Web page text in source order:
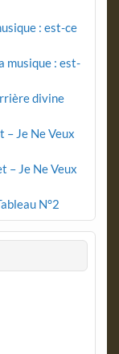
: est-ce
musique : est-
divine
– Je Ne Veux
– Je Ne Veux
N°2